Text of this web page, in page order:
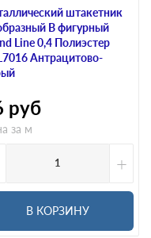
штакетник
В фигурный
Line 0,4 Полиэстер
Антрацитово-
руб
за м
+
В КОРЗИНУ